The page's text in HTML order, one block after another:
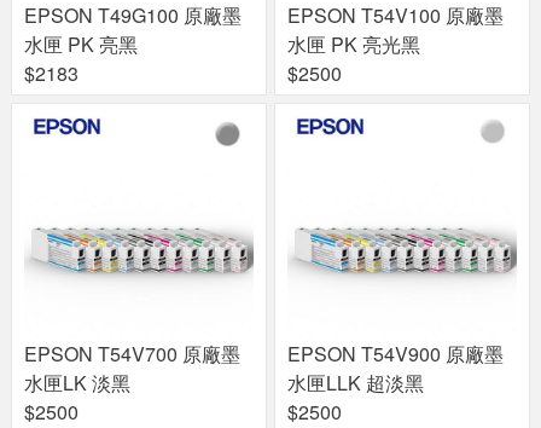
EPSON T49G100 原廠墨
水匣 PK 亮黑
$2183
EPSON T54V100 原廠墨
水匣 PK 亮光黑
$2500
EPSON T54V700 原廠墨
水匣LK 淡黑
$2500
EPSON T54V900 原廠墨
水匣LLK 超淡黑
$2500